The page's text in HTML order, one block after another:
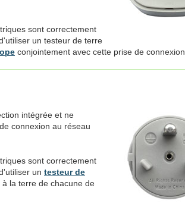
sont correctement
un testeur de terre
conjointement avec cette prise de connexion.
intégrée et ne
connexion au réseau
sont correctement
un testeur de
la terre de chacune de